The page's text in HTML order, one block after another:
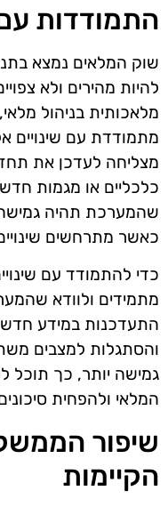
התמודדות
שוק המלאים נמצא
להיות מהירים ולא
מלאכותית בניהול
מתמודדת עם שינויים
מצליחה לעדכן את
כלכליים או מגמות
שהמערכת תהיה גמישה
כאשר מתרחשים
כדי להתמודד עם
מתמידים ולוודא
התעדכנות במידע
והסתגלות למצבים
גמישה יותר, כך תוכל
המלאי ולהפחית
שיפור
הקיימות